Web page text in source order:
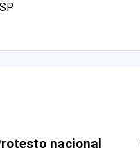
SP
nacional